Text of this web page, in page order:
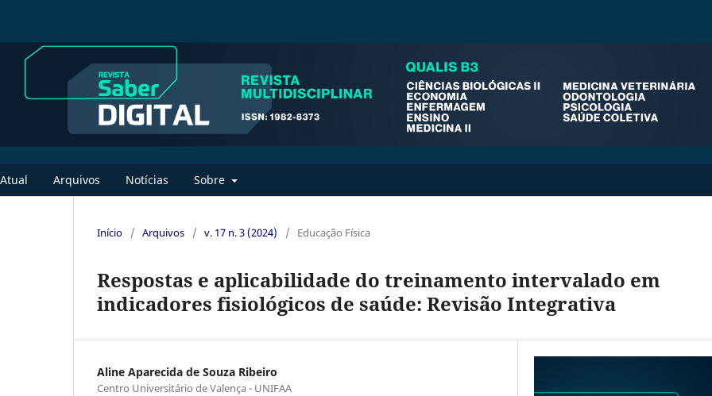
Atual Arquivos Notícias Sobre
Início / Arquivos / v. 17 n. 3 (2024) / Educação Física
Respostas e aplicabilidade do treinamento intervalado em
indicadores fisiológicos de saúde: Revisão Integrativa
Aline Aparecida de Souza Ribeiro
Centro Universitário de Valença - UNIFAA